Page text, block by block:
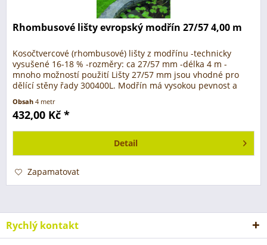
Rhombusové lišty evropský modřín 27/57 4,00 m
Kosočtvercové (rhombusové) lišty z modřínu -technicky
vysušené 16-18 % -rozměry: ca 27/57 mm -délka 4 m -
mnoho možností použití Lišty 27/57 mm jsou vhodné pro
dělící stěny řady 300400L. Modřín má vysokou pevnost a
Obsah4 metr
432,00 Kč *
Detail
Zapamatovat
Rychlý kontakt